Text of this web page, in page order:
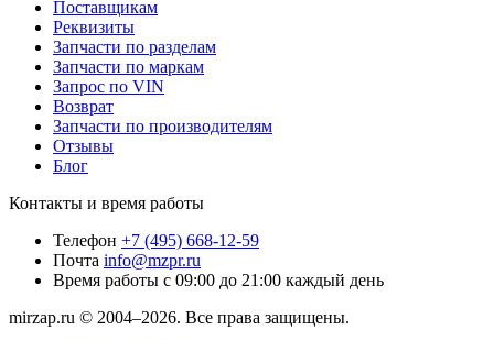
Поставщикам
Реквизиты
Запчасти по разделам
Запчасти по маркам
Запрос по VIN
Возврат
Запчасти по производителям
Отзывы
Блог
Контакты и время работы
Телефон +7 (495) 668-12-59
Почта info@mzpr.ru
Время работы с 09:00 до 21:00 каждый день
mirzap.ru © 2004–2026. Все права защищены.